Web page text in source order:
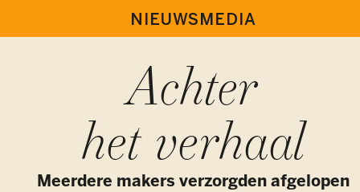
NIEUWSMEDIA
Achter
het verhaal
Meerdere makers verzorgden afgelopen